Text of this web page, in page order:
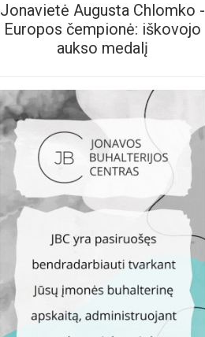
Jonavietė Augusta Chlomko -
Europos čempionė: iškovojo
aukso medalį